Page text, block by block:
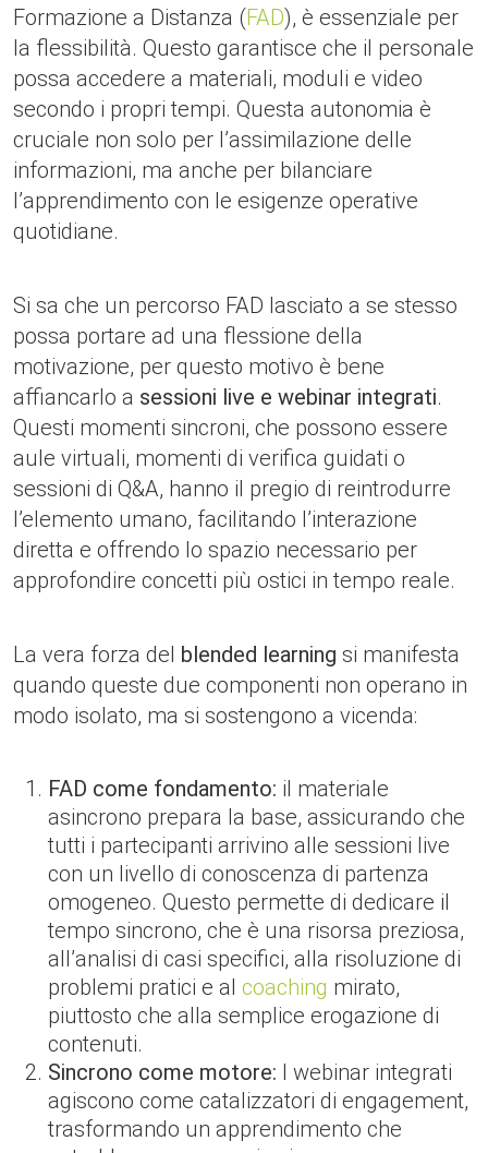
Formazione a Distanza (FAD), è essenziale per
la flessibilità. Questo garantisce che il personale
possa accedere a materiali, moduli e video
secondo i propri tempi. Questa autonomia è
cruciale non solo per l’assimilazione delle
informazioni, ma anche per bilanciare
l’apprendimento con le esigenze operative
quotidiane.
Si sa che un percorso FAD lasciato a se stesso
possa portare ad una flessione della
motivazione, per questo motivo è bene
affiancarlo a sessioni live e webinar integrati.
Questi momenti sincroni, che possono essere
aule virtuali, momenti di verifica guidati o
sessioni di Q&A, hanno il pregio di reintrodurre
l’elemento umano, facilitando l’interazione
diretta e offrendo lo spazio necessario per
approfondire concetti più ostici in tempo reale.
La vera forza del blended learning si manifesta
quando queste due componenti non operano in
modo isolato, ma si sostengono a vicenda:
FAD come fondamento: il materiale
asincrono prepara la base, assicurando che
tutti i partecipanti arrivino alle sessioni live
con un livello di conoscenza di partenza
omogeneo. Questo permette di dedicare il
tempo sincrono, che è una risorsa preziosa,
all’analisi di casi specifici, alla risoluzione di
problemi pratici e al coaching mirato,
piuttosto che alla semplice erogazione di
contenuti.
Sincrono come motore: I webinar integrati
agiscono come catalizzatori di engagement,
trasformando un apprendimento che